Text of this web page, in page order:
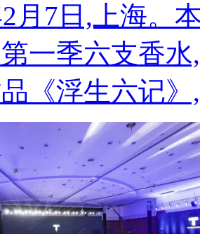
月7日,上海。
一季六支香
《浮生六记》